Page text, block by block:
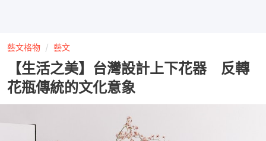
藝文格物 藝文
【生活之美】台灣設計上下花器 反轉
花瓶傳統的文化意象